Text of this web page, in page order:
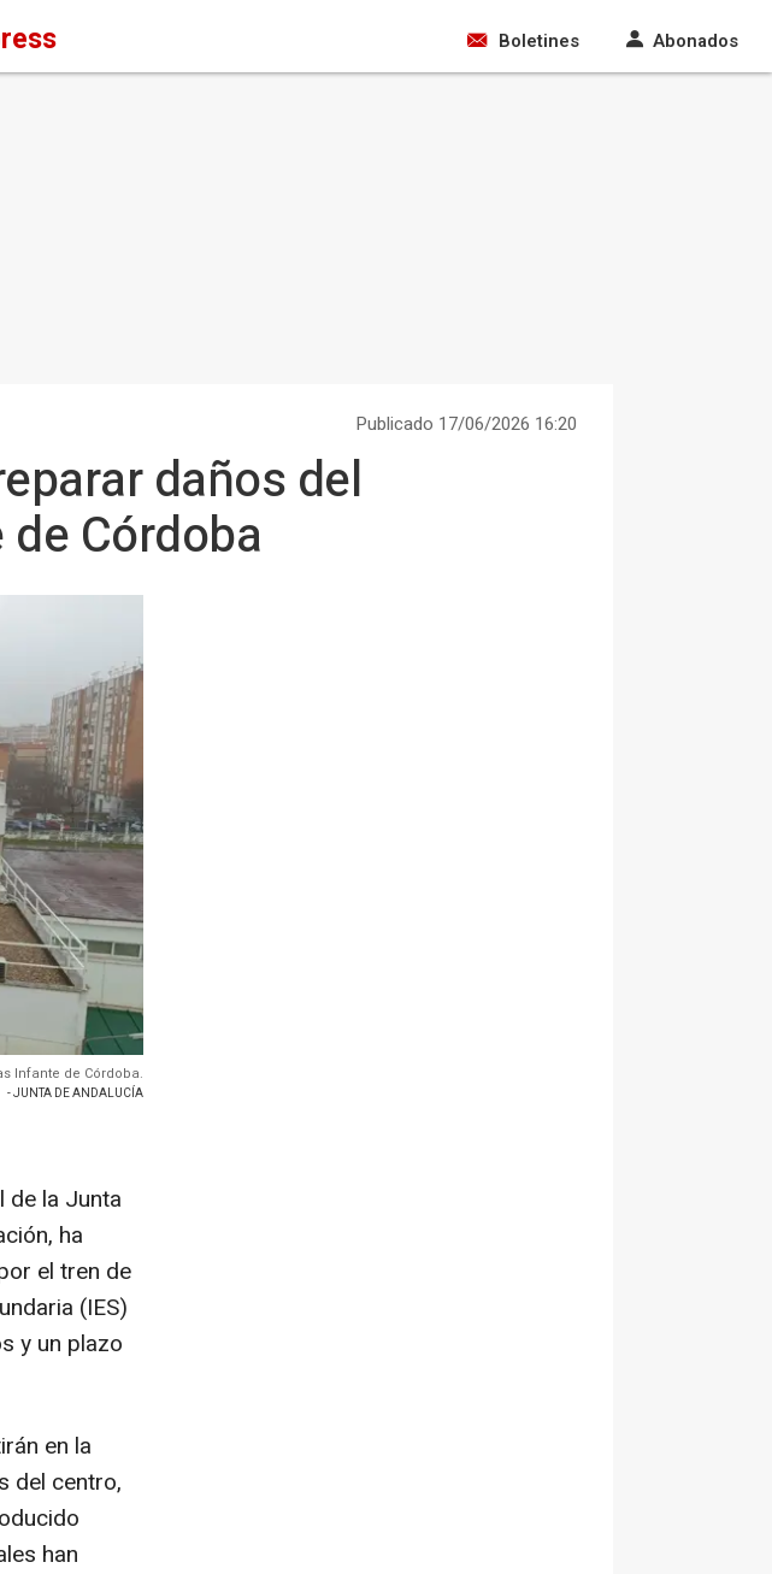
Boletines Abonados
Publicado 17/06/2026 16:20
daños del
Córdoba
Infante de Córdoba.
- JUNTA DE ANDALUCÍA
de la Junta
ha
el tren de
(IES)
y un plazo
en la
del centro,
han